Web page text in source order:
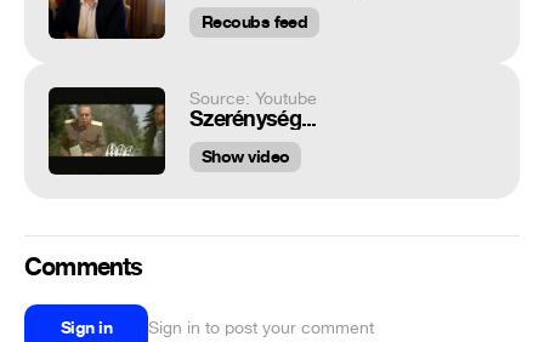
Recoubs feed
Source: Youtube
Szerénység...
Show video
Comments
Sign in Sign in to post your comment